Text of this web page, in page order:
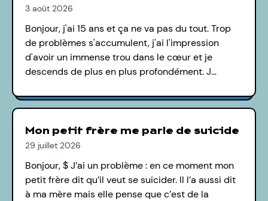
3 août 2026
Bonjour, j'ai 15 ans et ça ne va pas du tout. Trop
de problèmes s'accumulent, j'ai l'impression
d'avoir un immense trou dans le cœur et je
descends de plus en plus profondément. J…
Mon petit frère me parle de suicide
29 juillet 2026
Bonjour, $ J’ai un problème : en ce moment mon
petit frère dit qu’il veut se suicider. Il l’a aussi dit
à ma mère mais elle pense que c’est de la